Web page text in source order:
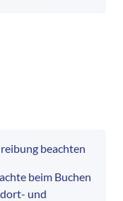
beachten
beim Buchen
und